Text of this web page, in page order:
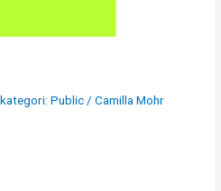
Public /Camilla Mohr